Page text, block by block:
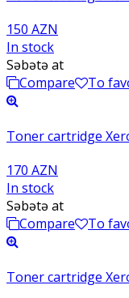
150 AZN
In stock
Səbətə at
Compare
To
Toner cartridge
170 AZN
In stock
Səbətə at
Compare
To
Toner cartridge